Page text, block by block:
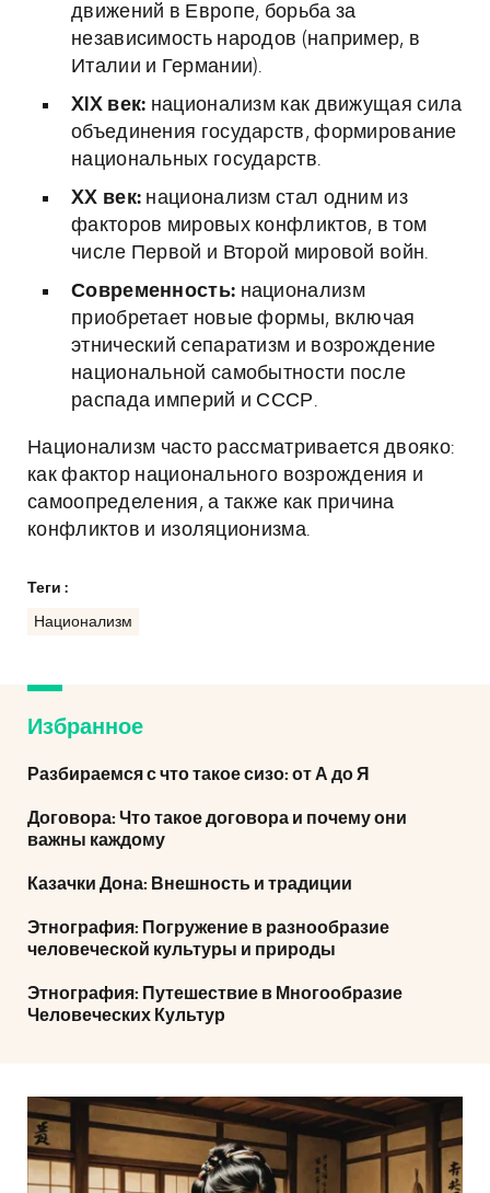
движений в Европе, борьба за
независимость народов (например, в
Италии и Германии).
XIX век: национализм как движущая сила
объединения государств, формирование
национальных государств.
XX век: национализм стал одним из
факторов мировых конфликтов, в том
числе Первой и Второй мировой войн.
Современность: национализм
приобретает новые формы, включая
этнический сепаратизм и возрождение
национальной самобытности после
распада империй и СССР.
Национализм часто рассматривается двояко:
как фактор национального возрождения и
самоопределения, а также как причина
конфликтов и изоляционизма.
Теги :
Национализм
Избранное
Разбираемся с что такое сизо: от А до Я
Договора: Что такое договора и почему они
важны каждому
Казачки Дона: Внешность и традиции
Этнография: Погружение в разнообразие
человеческой культуры и природы
Этнография: Путешествие в Многообразие
Человеческих Культур